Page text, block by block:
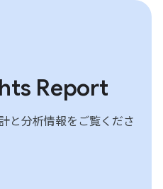
Report
と分析情報をご覧くださ